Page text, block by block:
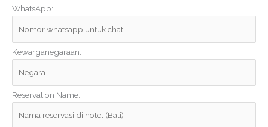
WhatsApp:
Kewarganegaraan:
Reservation Name: